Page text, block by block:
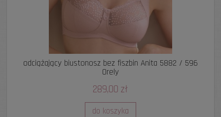
odciążający biustonosz bez fiszbin Anita 5882 / 596
Orely
289,00 zł
do koszyka